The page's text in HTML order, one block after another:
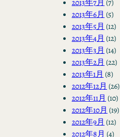
2013年7月 (7)
2013年6月 (5)
2013年5月 (12)
2013年4月 (12)
2013年3月 (14)
2013年2月 (22)
2013年1月 (8)
2012年12月 (26)
2012年11月 (10)
2012年10月 (19)
2012年9月 (12)
2012年8月 (4)